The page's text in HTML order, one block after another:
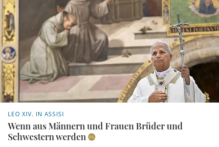
LEO XIV. IN ASSISI
Wenn aus Männern und Frauen Brüder und
Schwestern werden